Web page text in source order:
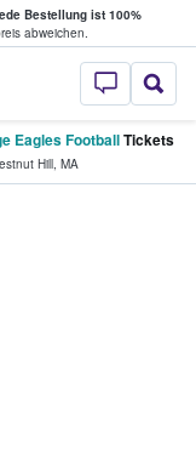
Bestellung ist 100%
abweichen.
- Wo
Eagles FootballTickets
Hill, MA